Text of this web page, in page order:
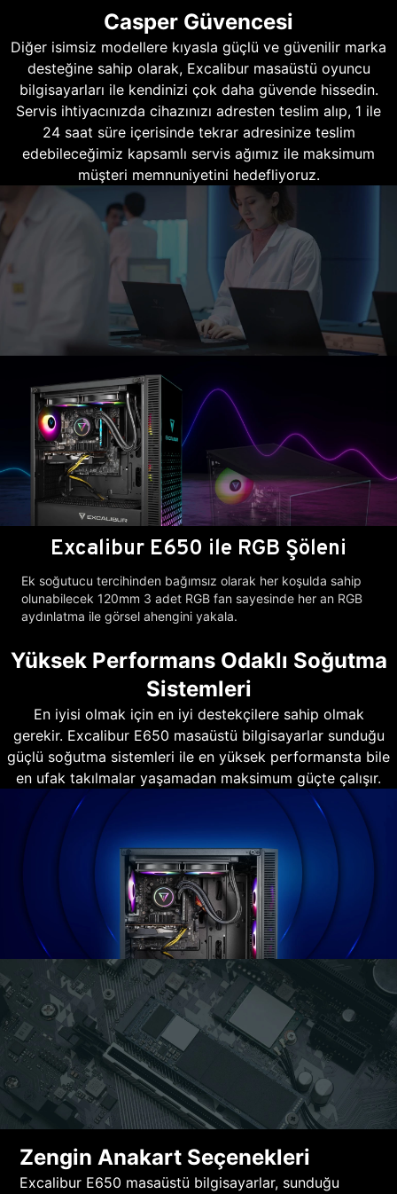
Casper Güvencesi
Diğer isimsiz modellere kıyasla güçlü ve güvenilir marka
desteğine sahip olarak, Excalibur masaüstü oyuncu
bilgisayarları ile kendinizi çok daha güvende hissedin.
Servis ihtiyacınızda cihazınızı adresten teslim alıp, 1 ile
24 saat süre içerisinde tekrar adresinize teslim
edebileceğimiz kapsamlı servis ağımız ile maksimum
müşteri memnuniyetini hedefliyoruz.
Excalibur E650 ile RGB Şöleni
Ek soğutucu tercihinden bağımsız olarak her koşulda sahip
olunabilecek 120mm 3 adet RGB fan sayesinde her an RGB
aydınlatma ile görsel ahengini yakala.
Yüksek Performans Odaklı Soğutma
Sistemleri
En iyisi olmak için en iyi destekçilere sahip olmak
gerekir. Excalibur E650 masaüstü bilgisayarlar sunduğu
güçlü soğutma sistemleri ile en yüksek performansta bile
en ufak takılmalar yaşamadan maksimum güçte çalışır.
Zengin Anakart Seçenekleri
Excalibur E650 masaüstü bilgisayarlar, sunduğu